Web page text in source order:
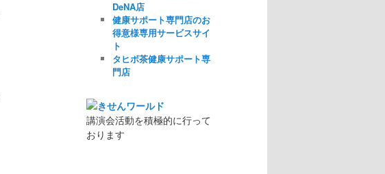
DeNA店
健康サポート専門店のお
得意様専用サービスサイ
ト
タヒボ茶健康サポート専
門店
講演会活動を積極的に行って
おります